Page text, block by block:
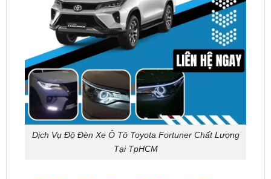
Dịch Vụ Độ Đèn Xe Ô Tô Toyota Fortuner Chất Lượng
Tại TpHCM
Tại Sao Nên Chọn Độ Đèn Xe Toyota